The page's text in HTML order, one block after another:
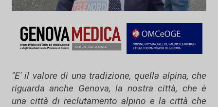
"E' il valore di una tradizione, quella alpina, che
riguarda anche Genova, la nostra città, che è
una città di reclutamento alpino e la città che